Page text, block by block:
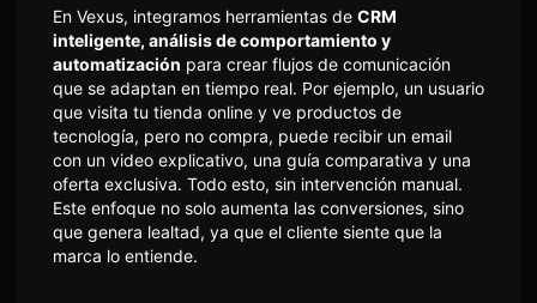
En Vexus, integramos herramientas de CRM
inteligente, análisis de comportamiento y
automatización para crear flujos de comunicación
que se adaptan en tiempo real. Por ejemplo, un usuario
que visita tu tienda online y ve productos de
tecnología, pero no compra, puede recibir un email
con un video explicativo, una guía comparativa y una
oferta exclusiva. Todo esto, sin intervención manual.
Este enfoque no solo aumenta las conversiones, sino
que genera lealtad, ya que el cliente siente que la
marca lo entiende.